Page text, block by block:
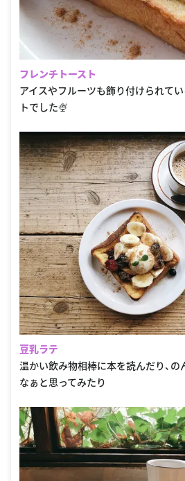
フレンチトースト
アイスやフルーツも飾り付けられて
トでした🍨
豆乳ラテ
温かい飲み物相棒に本を読んだり、
なぁと思ってみたり